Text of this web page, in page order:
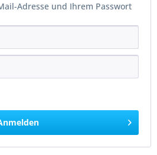
Adresse und Ihrem Passwort